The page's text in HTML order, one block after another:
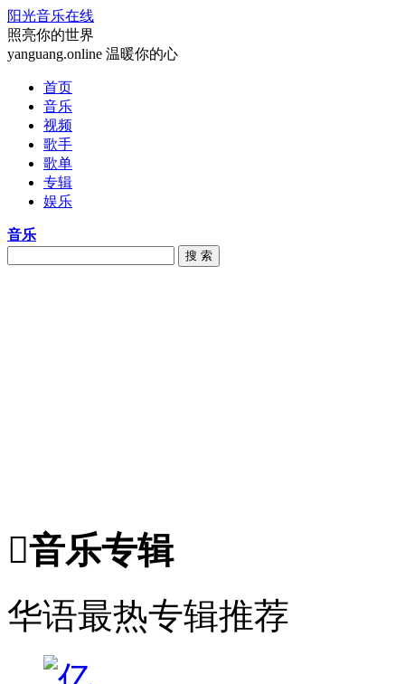
阳光音乐在线
照亮你的世界
yanguang.online 温暖你的心
首页
音乐
视频
歌手
歌单
专辑
娱乐
音乐
搜 索
音乐专辑
华语最热专辑推荐